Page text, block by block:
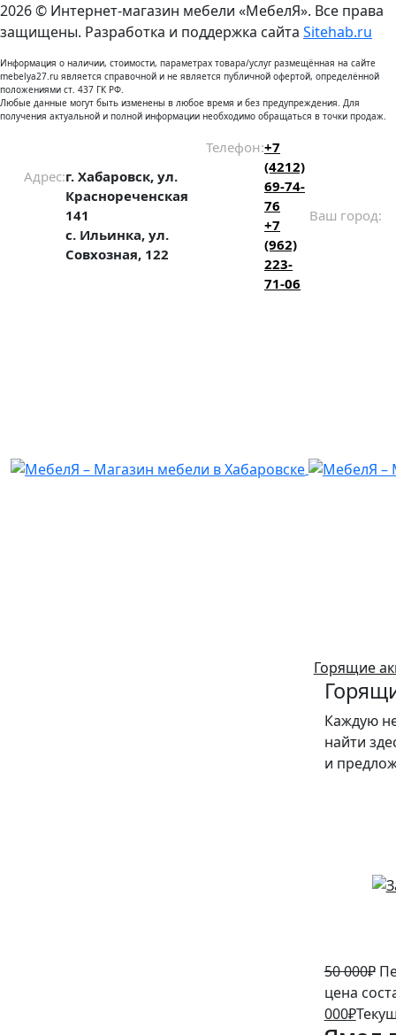
2026 © Интернет-магазин мебели «МебелЯ». Все права
защищены. Разработка и поддержка сайта Sitehab.ru
Информация о наличии, стоимости, параметрах товара/услуг размещённая на сайте
mebelya27.ru является справочной и не является публичной офертой, определённой
положениями ст. 437 ГК РФ.
Любые данные могут быть изменены в любое время и без предупреждения. Для
получения актуальной и полной информации необходимо обращаться в точки продаж.
Адрес:г. Хабаровск, ул.
Краснореченская
141
с. Ильинка, ул.
Совхозная, 122
Телефон:+7
(4212)
69-74-
76
+7
(962)
223-
71-06
Ваш город:
Горящие
Каждую
найти
и
50 000₽
цена
000₽